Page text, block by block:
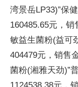
湾景岳LP33)”保
160485.65元，销
敏益生菌粉(益可
404479元，销售
菌粉(湘雅天劲)”